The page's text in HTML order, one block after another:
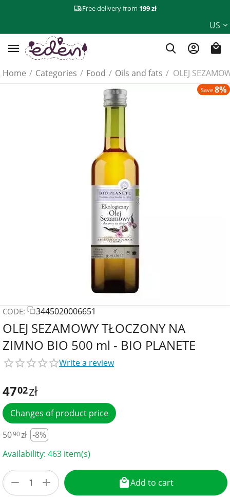
Free delivery from 199 zł
US
Home / Categories / Food / Oils and fats / OLEJ
Save 8%
CODE: 3445020006651
OLEJ SEZAMOWY TŁOCZONY NA
ZIMNO BIO 500 ml - BIO PLANETE
Write a review
4702zł
Changes of product price
5090zł -8%
Availability: 463 item(s)
+
−
Add to cart